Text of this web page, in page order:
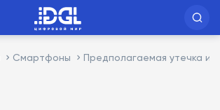
Смартфоны Предполагаемая утечка